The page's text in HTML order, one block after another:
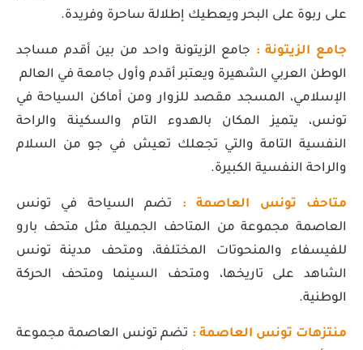
على ربوة على البحر ويعطيك إطلالة ساحرة وفريدة.
جامع الزيتونة : جامع الزيتونة واحد من بين أقدم مساجد
الوطن العربي الشهيرة ويعتبر أقدم وأول جامعة في العالم
الإسلامي، المسجد مقصد للزوار ومن أماكن السياحة في
تونس، يتميز المكان بالهدوء التام والسكينة والراحة
النفسية التامة والتي تجعلك تعيش في جو من السلام
والراحة النفسية الكبيرة.
متاحف تونس العاصمة :
تضم السياحة في تونس
العاصمة مجموعة من المتاحف الجميلة مثل متحف بارو
للفيسفاء والمنحوتات المختلفة، ومتحف مدينة تونس
الشاهد على تاريخها، ومتحف السينما ومتحف الحركة
الوطنية.
منتزهات تونس العاصمة : تضم تونس العاصمة مجموعة